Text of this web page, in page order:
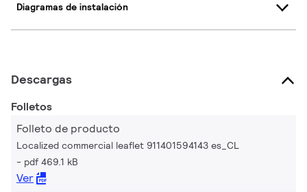
Diagramas de instalación
Descargas
Folletos
Folleto de producto
Localized commercial leaflet 911401594143 es_CL
pdf 469.1 kB
Ver